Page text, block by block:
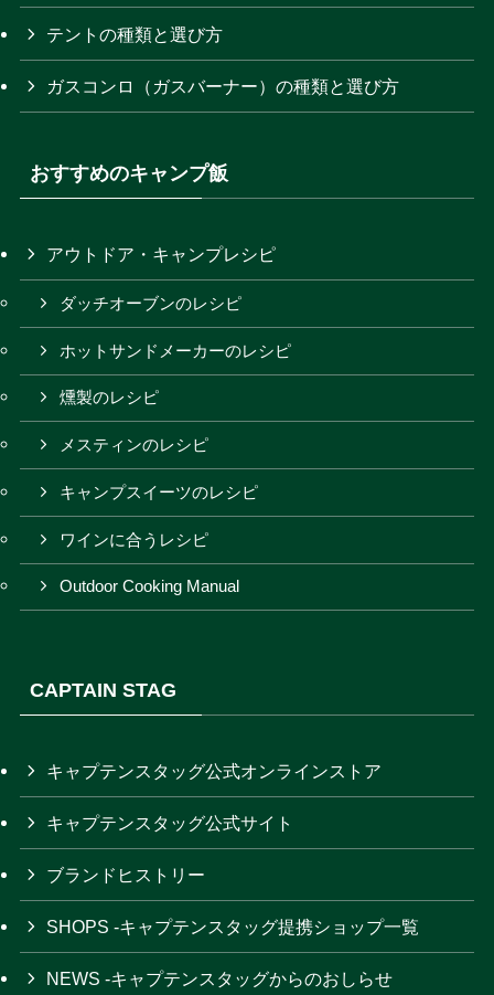
イ
ブ
テントの種類と選び方
ガスコンロ（ガスバーナー）の種類と選び方
おすすめのキャンプ飯
アウトドア・キャンプレシピ
ダッチオーブンのレシピ
ホットサンドメーカーのレシピ
燻製のレシピ
メスティンのレシピ
キャンプスイーツのレシピ
ワインに合うレシピ
Outdoor Cooking Manual
CAPTAIN STAG
キャプテンスタッグ公式オンラインストア
キャプテンスタッグ公式サイト
ブランドヒストリー
SHOPS -キャプテンスタッグ提携ショップ一覧
NEWS -キャプテンスタッグからのおしらせ